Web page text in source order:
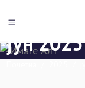
јун 2025